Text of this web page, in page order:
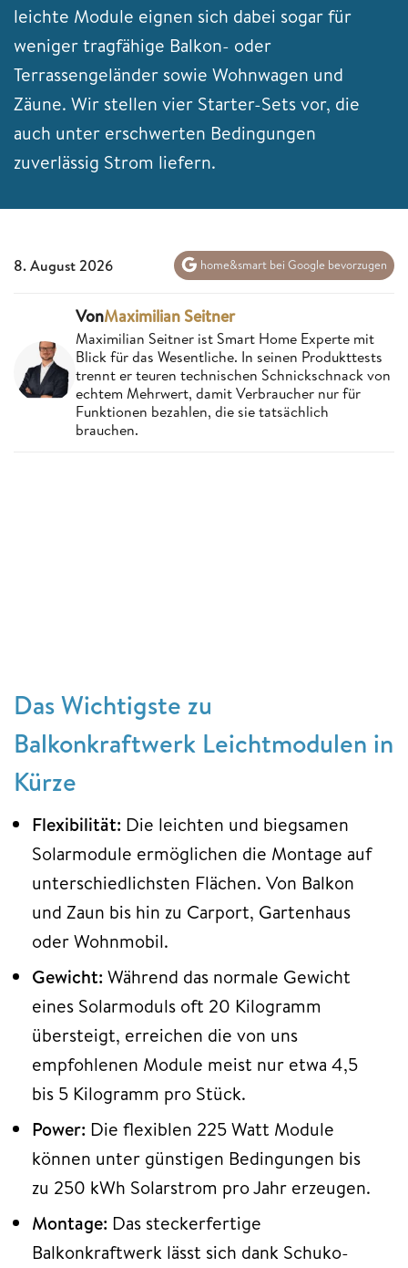
leichte Module eignen sich dabei sogar für
weniger tragfähige Balkon- oder
Terrassengeländer sowie Wohnwagen und
Zäune. Wir stellen vier Starter-Sets vor, die
auch unter erschwerten Bedingungen
zuverlässig Strom liefern.
8. August 2026 home&smart bei Google bevorzugen
VonMaximilian Seitner
Maximilian Seitner ist Smart Home Experte mit
Blick für das Wesentliche. In seinen Produkttests
trennt er teuren technischen Schnickschnack von
echtem Mehrwert, damit Verbraucher nur für
Funktionen bezahlen, die sie tatsächlich
brauchen.
Das Wichtigste zu
Balkonkraftwerk Leichtmodulen in
Kürze
Flexibilität: Die leichten und biegsamen
Solarmodule ermöglichen die Montage auf
unterschiedlichsten Flächen. Von Balkon
und Zaun bis hin zu Carport, Gartenhaus
oder Wohnmobil.
Gewicht: Während das normale Gewicht
eines Solarmoduls oft 20 Kilogramm
übersteigt, erreichen die von uns
empfohlenen Module meist nur etwa 4,5
bis 5 Kilogramm pro Stück.
Power: Die flexiblen 225 Watt Module
können unter günstigen Bedingungen bis
zu 250 kWh Solarstrom pro Jahr erzeugen.
Montage: Das steckerfertige
Balkonkraftwerk lässt sich dank Schuko-